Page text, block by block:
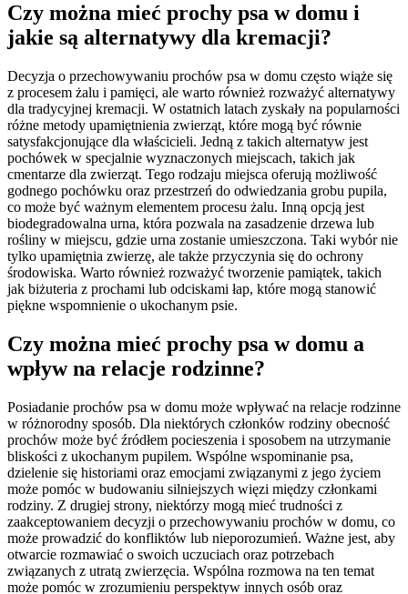
Czy można mieć prochy psa w domu i
jakie są alternatywy dla kremacji?
Decyzja o przechowywaniu prochów psa w domu często wiąże się
z procesem żalu i pamięci, ale warto również rozważyć alternatywy
dla tradycyjnej kremacji. W ostatnich latach zyskały na popularności
różne metody upamiętnienia zwierząt, które mogą być równie
satysfakcjonujące dla właścicieli. Jedną z takich alternatyw jest
pochówek w specjalnie wyznaczonych miejscach, takich jak
cmentarze dla zwierząt. Tego rodzaju miejsca oferują możliwość
godnego pochówku oraz przestrzeń do odwiedzania grobu pupila,
co może być ważnym elementem procesu żalu. Inną opcją jest
biodegradowalna urna, która pozwala na zasadzenie drzewa lub
rośliny w miejscu, gdzie urna zostanie umieszczona. Taki wybór nie
tylko upamiętnia zwierzę, ale także przyczynia się do ochrony
środowiska. Warto również rozważyć tworzenie pamiątek, takich
jak biżuteria z prochami lub odciskami łap, które mogą stanowić
piękne wspomnienie o ukochanym psie.
Czy można mieć prochy psa w domu a
wpływ na relacje rodzinne?
Posiadanie prochów psa w domu może wpływać na relacje rodzinne
w różnorodny sposób. Dla niektórych członków rodziny obecność
prochów może być źródłem pocieszenia i sposobem na utrzymanie
bliskości z ukochanym pupilem. Wspólne wspominanie psa,
dzielenie się historiami oraz emocjami związanymi z jego życiem
może pomóc w budowaniu silniejszych więzi między członkami
rodziny. Z drugiej strony, niektórzy mogą mieć trudności z
zaakceptowaniem decyzji o przechowywaniu prochów w domu, co
może prowadzić do konfliktów lub nieporozumień. Ważne jest, aby
otwarcie rozmawiać o swoich uczuciach oraz potrzebach
związanych z utratą zwierzęcia. Wspólna rozmowa na ten temat
może pomóc w zrozumieniu perspektyw innych osób oraz